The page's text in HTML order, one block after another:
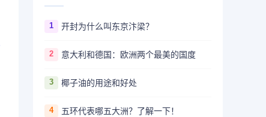
1 开封为什么叫东京汴梁？
2 意大利和德国：欧洲两个最美的国度
3 椰子油的用途和好处
4 五环代表哪五大洲？了解一下！